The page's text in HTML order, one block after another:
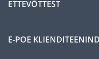
ETTEVÕTTEST
E-POE